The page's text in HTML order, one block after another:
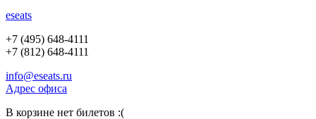
eseats
+7 (495) 648-4111
+7 (812) 648-4111
info@eseats.ru
Адрес офиса
В корзине нет билетов :(